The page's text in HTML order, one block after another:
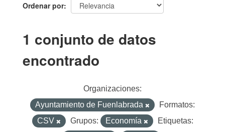
Ordenar por
1 conjunto de datos
encontrado
Organizaciones:
Ayuntamiento de Fuenlabrada
Formatos:
CSV
Grupos: Economía
Etiquetas: